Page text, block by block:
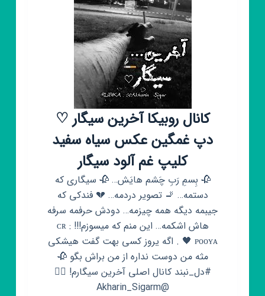
کانال روبیکا آخرین سیگار ♡
دپ غمگین عکس سیاه سفید
کلیپ غم آلود سیگار
🥀 بِسمِ رَبِ چَشم هایَش… 🥀 سیگاری که
دستمه… 🚬 تصویر دردمه… 💔 فندکی که
جیبمه دیگه همه چیزمه… دودش حرفمه سرفه
هاش اشکمه… این منم که میسوزم!!! ᴄʀ :
ᴩᴏᴏʏᴀ 🖤 . اگه یروز کسی بهت گفت هیشکی
مثه من دوست نداره از من براش بگو 🥀
#دل_نبند کانال اصلی آخرین سیگارم! 👇🏼
@Akharin_Sigarm